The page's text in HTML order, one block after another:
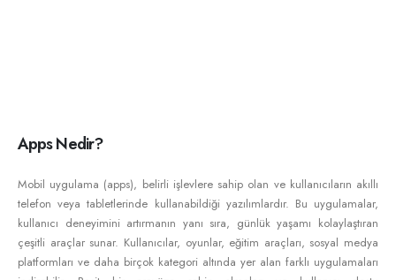
Apps Nedir?
Mobil uygulama (apps), belirli işlevlere sahip olan ve kullanıcıların akıllı
telefon veya tabletlerinde kullanabildiği yazılımlardır. Bu uygulamalar,
kullanıcı deneyimini artırmanın yanı sıra, günlük yaşamı kolaylaştıran
çeşitli araçlar sunar. Kullanıcılar, oyunlar, eğitim araçları, sosyal medya
platformları ve daha birçok kategori altında yer alan farklı uygulamaları